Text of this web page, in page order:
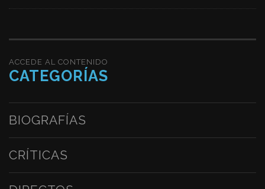
ACCEDE AL CONTENIDO
CATEGORÍAS
BIOGRAFÍAS
CRÍTICAS